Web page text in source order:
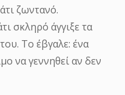
ζωντανό.
σκληρό άγγιξε τα
Το έβγαλε: ένα
να γεννηθεί αν δεν